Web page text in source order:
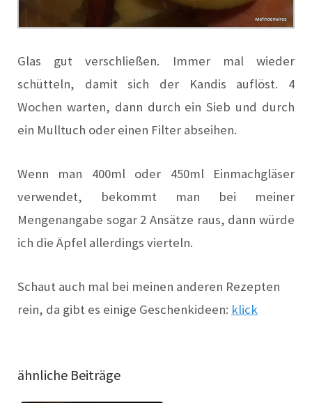
Glas gut verschließen. Immer mal wieder
schütteln, damit sich der Kandis auflöst. 4
Wochen warten, dann durch ein Sieb und durch
ein Mulltuch oder einen Filter abseihen.
Wenn man 400ml oder 450ml Einmachgläser
verwendet, bekommt man bei meiner
Mengenangabe sogar 2 Ansätze raus, dann würde
ich die Äpfel allerdings vierteln.
Schaut auch mal bei meinen anderen Rezepten
rein, da gibt es einige Geschenkideen: klick
ähnliche Beiträge